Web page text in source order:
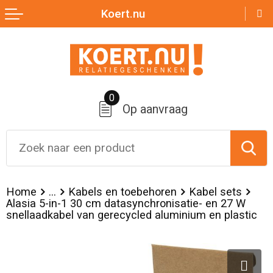
Op aanvraag
0
Koert.nu
Bidons en Sportflessen
Feestartikelen
Accessoires voor tassen
Documententassen
Badtextiel en Douche
Broeken en Rokken
Caps, Hoeden en Mutsen
Handschoenen en Sjaals
Sportaccessoires
Sweaters
Vesten
Home ... Kabels en toebehoren
Kabel sets
Alasia 5-in-1 30 cm datasynchronisatie- en 27 W
snellaadkabel van gerecycled aluminium en plastic